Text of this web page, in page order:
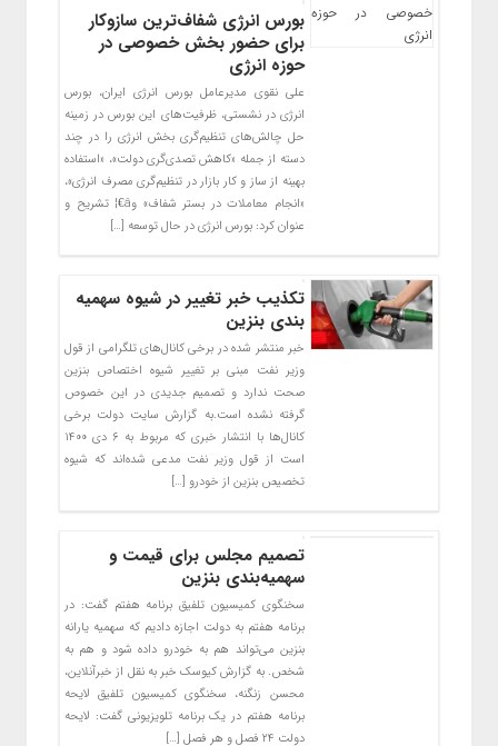
بورس انرژی شفاف‌ترین سازوکار
برای حضور بخش خصوصی در
حوزه انرژی
علی نقوی مدیرعامل بورس انرژی ایران، بورس
انرژی در نشستی، ظرفیت‌های این بورس در زمینه
حل چالش‌های تنظیم‌گری بخش انرژی را در چند
دسته از جمله «کاهش تصدی‌گری دولت»، «استفاده
بهینه از ساز و کار بازار در تنظیم‌گری مصرف انرژی»،
«انجام معاملات در بستر شفاف» وâ€¦ تشریح و
عنوان کرد: بورس انرژی در حال توسعه […]
تکذیب خبر تغییر در شیوه سهمیه
بندی بنزین
خبر منتشر شده در برخی کانال‌های تلگرامی از قول
وزیر نفت مبنی بر تغییر شیوه اختصاص بنزین
صحت ندارد و تصمیم جدیدی در این خصوص
گرفته نشده است.به گزارش سایت دولت برخی
کانال‌ها با انتشار خبری که مربوط به ۶ دی ۱۴۰۰
است از قول وزیر نفت مدعی شده‌اند که شیوه
تخصیص بنزین از خودرو […]
تصمیم مجلس برای قیمت و
سهمیه‌بندی بنزین
سخنگوی کمیسیون تلفیق برنامه هفتم گفت: در
برنامه هفتم به دولت اجازه دادیم که سهمیه یارانه
بنزین می‌تواند هم به خودرو داده شود و هم به
شخص. به گزارش کیوسک خبر به نقل از خبرآنلاین،
محسن زنگنه، سخنگوی کمیسیون تلفیق لایحه
برنامه هفتم در یک برنامه تلویزیونی گفت: لایحه
دولت ۲۴ فصل و هر فصل […]